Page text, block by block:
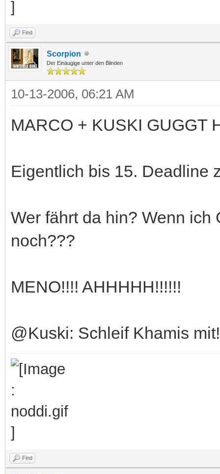
Find
Scorpion
Der Einäugige unter den Blinden
10-13-2006, 06:21 AM
MARCO + KUSKI GUGGT
Eigentlich bis 15. Deadline
Wer fährt da hin? Wenn ich
noch???
MENO!!!! AHHHHH!!!!!!
@Kuski: Schleif Khamis
Find